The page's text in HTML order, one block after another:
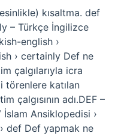
kısaltma. def
– Türkçe İngilizce
english ›
› certainly Def ne
çalgılarıyla icra
törenlere katılan
çalgısının adı.DEF –
Ansiklopedisi ›
def Def yapmak ne